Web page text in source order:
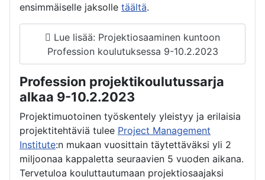
ensimmäiselle jaksolle täältä.
Lue lisää: Projektiosaaminen kuntoon
Profession koulutuksessa 9-10.2.2023
Profession projektikoulutussarja
alkaa 9-10.2.2023
Projektimuotoinen työskentely yleistyy ja erilaisia
projektitehtäviä tulee Project Management
Institute:n mukaan vuosittain täytettäväksi yli 2
miljoonaa kappaletta seuraavien 5 vuoden aikana.
Tervetuloa kouluttautumaan projektiosaajaksi